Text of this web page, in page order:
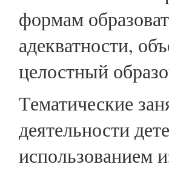
формам
адекватности,
целостный
Тематические
деятельности
использованием